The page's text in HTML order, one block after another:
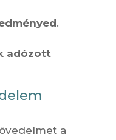
.
adózott
a